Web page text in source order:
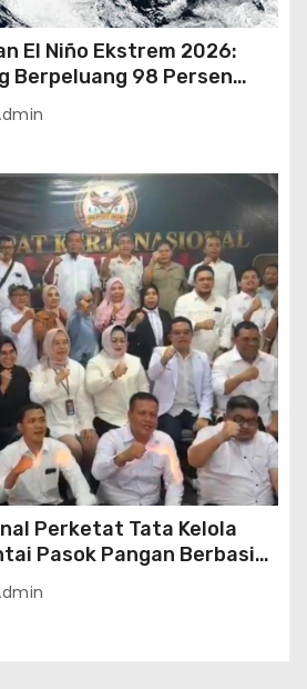
El Niño Ekstrem 2026:
Berpeluang 98 Persen
Perketat Tata Kelola
Pasok Pangan Berbasis